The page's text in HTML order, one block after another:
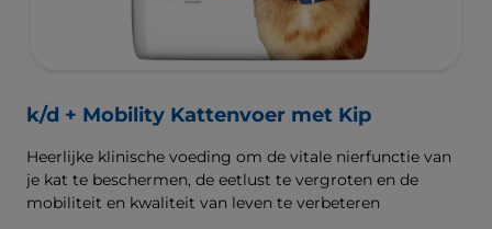
k/d + Mobility Kattenvoer met Kip
Heerlijke klinische voeding om de vitale nierfunctie van
je kat te beschermen, de eetlust te vergroten en de
mobiliteit en kwaliteit van leven te verbeteren